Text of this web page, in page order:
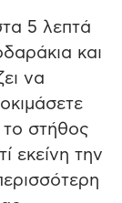
5 λεπτά
και
να
το στήθος
εκείνη την